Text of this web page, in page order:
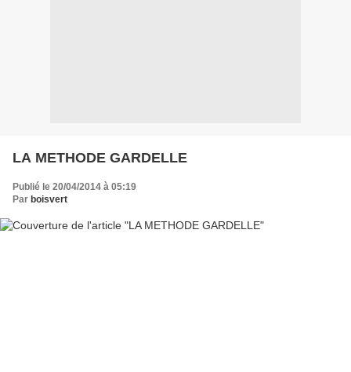
LA METHODE GARDELLE
Publié le 20/04/2014 à 05:19
Par boisvert